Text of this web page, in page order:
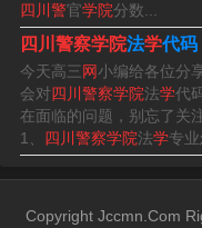
策，以期使更多贫困
育。
2、其次学校还有非公
生专业为法学专业，
四川警官学院分数...
四川警察学院法学代码
今天高三网小编给各位分
会对四川警察学院法学代
在面临的问题，别忘了关
1、 四川警察学院法学专业
Copyright Jccmn.Com